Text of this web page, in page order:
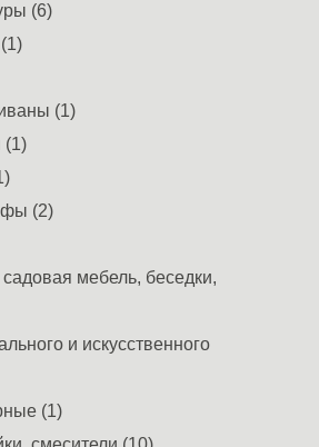
(6)
(1)
(1)
(2)
мебель, беседки,
и искусственного
(1)